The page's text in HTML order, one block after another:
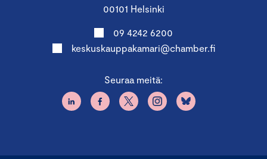
00101 Helsinki
09 4242 6200
keskuskauppakamari@chamber.fi
Seuraa meitä: